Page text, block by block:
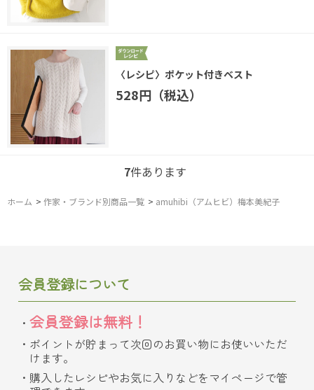
〈レシピ〉ポケット付きベスト
528円（税込）
7件あります
ホーム > 作家・ブランド別商品一覧 > amuhibi（アムヒビ）梅本美紀子
会員登録について
会員登録は無料！
ポイントが貯まって次回のお買い物にお使いいただ
けます。
購入したレシピやお気に入りなどをマイページで管